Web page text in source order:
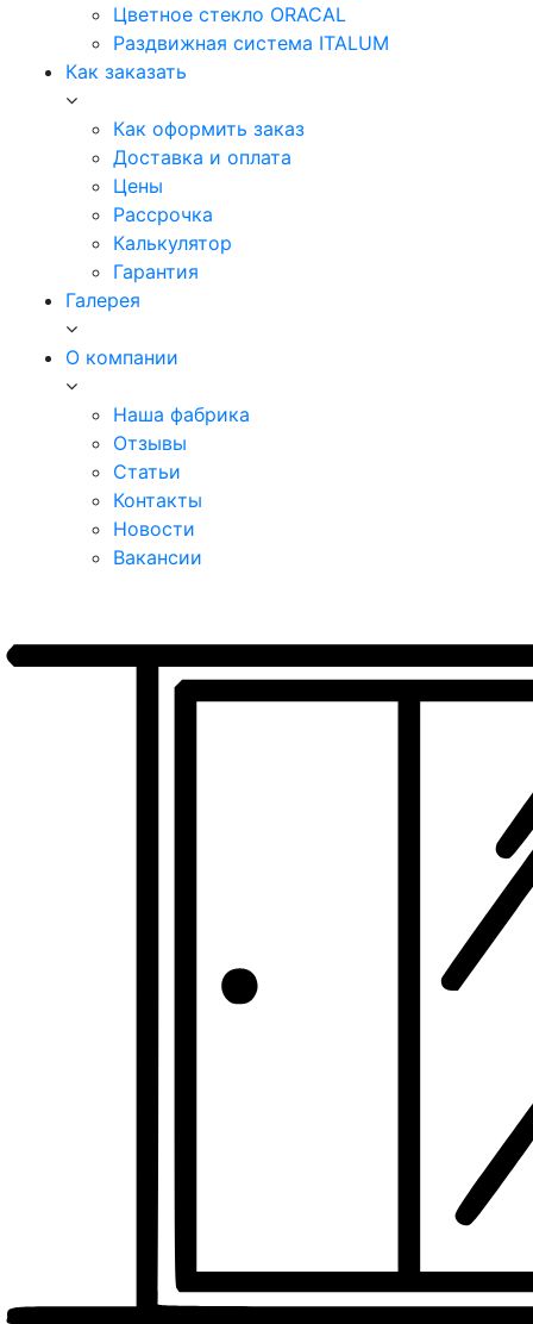
Цветное стекло ORACAL
Раздвижная система ITALUM
Как заказать
Как оформить заказ
Доставка и оплата
Цены
Рассрочка
Калькулятор
Гарантия
Галерея
О компании
Наша фабрика
Отзывы
Статьи
Контакты
Новости
Вакансии